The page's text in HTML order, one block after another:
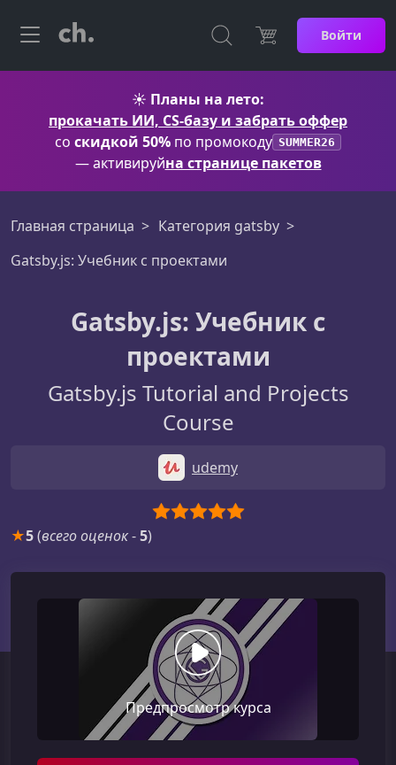
Войти
☀️ Планы на лето:
прокачать ИИ, CS-базу и забрать оффер
со скидкой 50% по промокоду SUMMER26
— активируйна странице пакетов
Главная страница
Категория gatsby
Gatsby.js: Учебник с проектами
Gatsby.js: Учебник с
проектами
Gatsby.js Tutorial and Projects
Course
udemy
★5(всего оценок-5)
Предпросмотр курса